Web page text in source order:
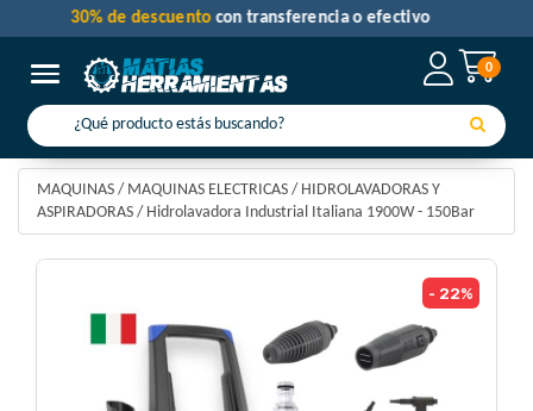
0
Toggle navigation
30% de descuentocon transferencia o efectivo
MAQUINAS / MAQUINAS ELECTRICAS / HIDROLAVADORAS Y
ASPIRADORAS / Hidrolavadora Industrial Italiana 1900W - 150Bar
- 22%